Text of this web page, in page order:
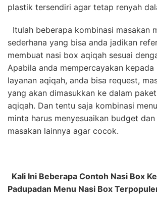
plastik tersendiri agar tetap renyah
Itulah beberapa kombinasi masakan
sederhana yang bisa anda jadikan
membuat nasi box aqiqah sesuai
Apabila anda mempercayakan kepada
layanan aqiqah, anda bisa request,
yang akan dimasukkan ke dalam
aqiqah. Dan tentu saja kombinasi
minta harus menyesuaikan budget
masakan lainnya agar cocok.
Kali Ini Beberapa Contoh Nasi Box
Padupadan Menu Nasi Box